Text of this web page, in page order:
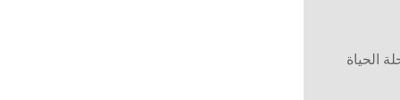
الحياة